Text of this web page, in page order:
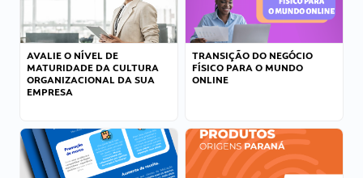
AVALIE O NÍVEL DE
MATURIDADE DA CULTURA
ORGANIZACIONAL DA SUA
EMPRESA
TRANSIÇÃO DO NEGÓCIO
FÍSICO PARA O MUNDO
ONLINE